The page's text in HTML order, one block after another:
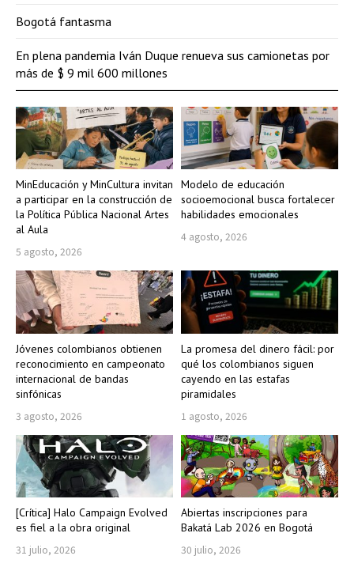
MinEducación y MinCultura invitan
a participar en la construcción de
la Política Pública Nacional Artes
al Aula
5 agosto, 2026
Modelo de educación
socioemocional busca fortalecer
habilidades emocionales
4 agosto, 2026
Jóvenes colombianos obtienen
reconocimiento en campeonato
internacional de bandas
sinfónicas
3 agosto, 2026
La promesa del dinero fácil: por
qué los colombianos siguen
cayendo en las estafas
piramidales
1 agosto, 2026
[Crítica] Halo Campaign Evolved
es fiel a la obra original
31 julio, 2026
Abiertas inscripciones para
Bakatá Lab 2026 en Bogotá
30 julio, 2026
Bogotá fantasma
En plena pandemia Iván Duque renueva sus camionetas por
más de $ 9 mil 600 millones